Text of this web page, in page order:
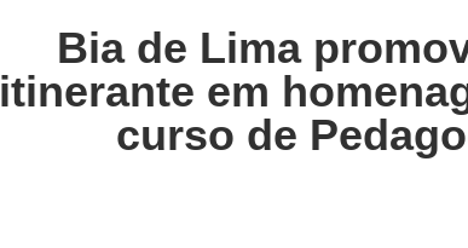
Bia de Lima
itinerante em
curso de